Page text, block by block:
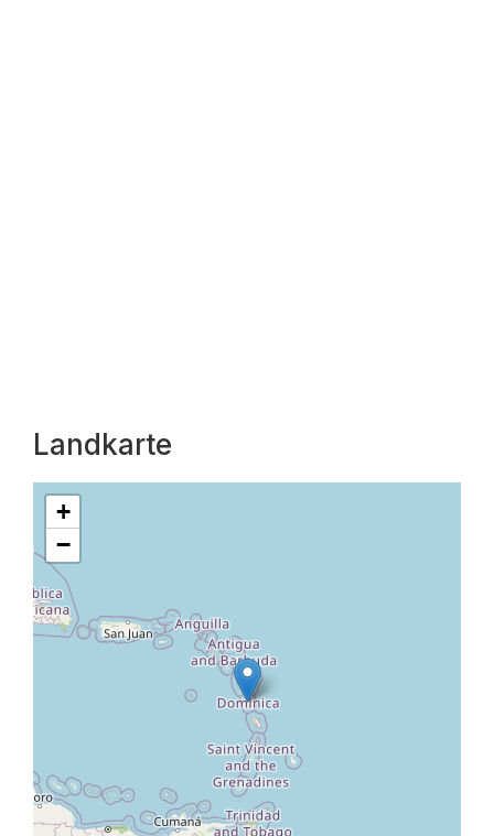
Landkarte
+
−